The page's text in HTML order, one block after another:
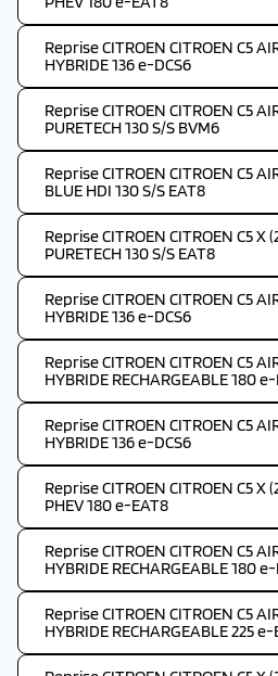
Reprise CITROEN CITROEN C5
HYBRIDE 136 e-DCS6
Reprise CITROEN CITROEN C5
PURETECH 130 S/S BVM6
Reprise CITROEN CITROEN C5
BLUE HDI 130 S/S EAT8
Reprise CITROEN CITROEN C5 X
PURETECH 130 S/S EAT8
Reprise CITROEN CITROEN C5
HYBRIDE 136 e-DCS6
Reprise CITROEN CITROEN C5
HYBRIDE RECHARGEABLE 180
Reprise CITROEN CITROEN C5
HYBRIDE 136 e-DCS6
Reprise CITROEN CITROEN C5 X
PHEV 180 e-EAT8
Reprise CITROEN CITROEN C5
HYBRIDE RECHARGEABLE 180
Reprise CITROEN CITROEN C5
HYBRIDE RECHARGEABLE 225